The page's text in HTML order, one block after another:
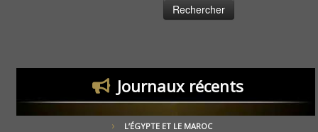
Journaux récents
L’ÉGYPTE ET LE MAROC